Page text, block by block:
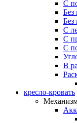
С
Без
Без
C
C
С
В
кресло-кровать